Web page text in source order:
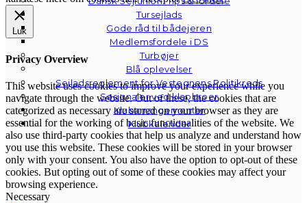
Tursejlads
Gode råd til bådejeren
Medlemsfordele i DS
Turbøjer
Blå oplevelser
Sejladsreglement for Vestegnens Politikreds
Søsignaler ved klapbroer
Klubarrangementer
Klubkalender
Luk
Privacy Overview
This website uses cookies to improve your experience while you
navigate through the website. Out of these, the cookies that are
categorized as necessary are stored on your browser as they are
essential for the working of basic functionalities of the website. We
also use third-party cookies that help us analyze and understand how
you use this website. These cookies will be stored in your browser
only with your consent. You also have the option to opt-out of these
cookies. But opting out of some of these cookies may affect your
browsing experience.
Necessary